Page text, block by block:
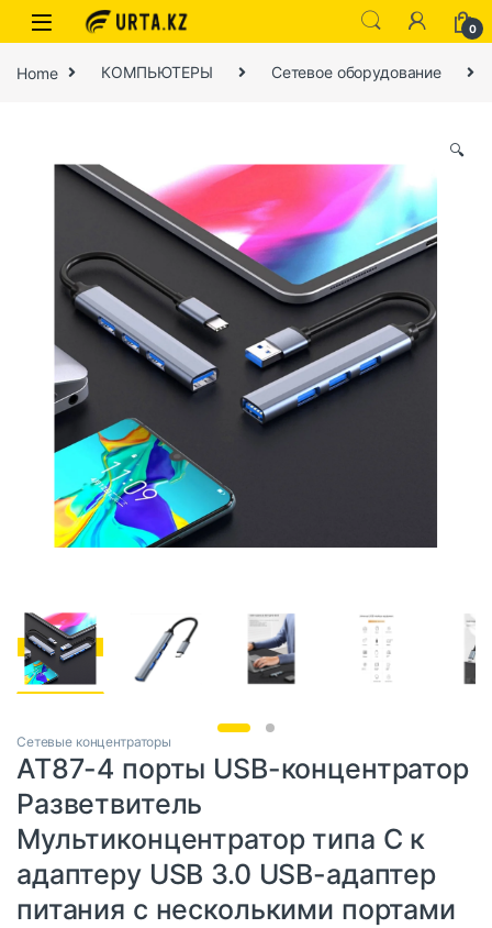
0
Home КОМПЬЮТЕРЫ Сетевое оборудование
🔍
Сетевые концентраторы
AT87-4 порты USB-концентратор
Разветвитель
Мультиконцентратор типа C к
адаптеру USB 3.0 USB-адаптер
питания с несколькими портами